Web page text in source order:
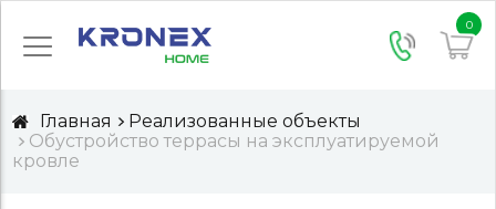
0
Главная
Реализованные объекты
Обустройство террасы на эксплуатируемой
кровле